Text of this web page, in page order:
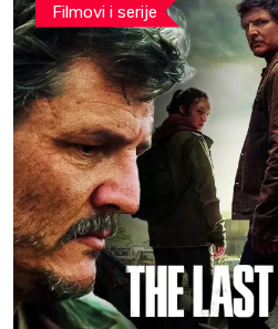
Filmovi i serije